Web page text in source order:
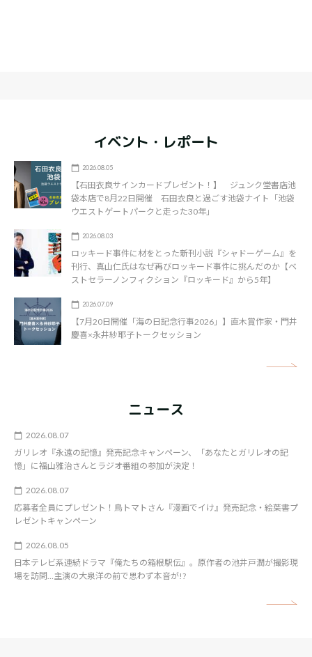
イベント・レポート
2026.08.05
【石田衣良サインカードプレゼント！】 ジュンク堂書店池
袋本店で8月22日開催 石田衣良と過ごす池袋ナイト「池袋
ウエストゲートパークと走った30年」
2026.08.03
ロッキード事件に材をとった新刊小説『シャドーゲーム』を
刊行、真山仁氏はなぜ再びロッキード事件に挑んだのか【ベ
ストセラーノンフィクション『ロッキード』から5年】
2026.07.09
【7月20日開催「海の日記念行事2026」】直木賞作家・門井
慶喜×永井紗耶子トークセッション
ニュース
2026.08.07
ガリレオ『永遠の記憶』発売記念キャンペーン、「あなたとガリレオの記
憶」に福山雅治さんとラジオ番組の参加が決定！
2026.08.07
応募者全員にプレゼント！鳥トマトさん『漫画でイけ』発売記念・絵葉書プ
レゼントキャンペーン
2026.08.05
日本テレビ系連続ドラマ『俺たちの箱根駅伝』。原作者の池井戸潤が撮影現
場を訪問…主演の大泉洋の前で思わず本音が!?